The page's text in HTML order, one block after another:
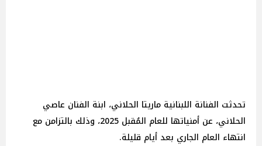
تحدثت الفنانة اللبنانية ماريتا الحلاني، ابنة الفنان عاصي
الحلاني، عن أمنياتها للعام المُقبل 2025، وذلك بالتزامن مع
انتهاء العام الجاري بعد أيام قليلة.